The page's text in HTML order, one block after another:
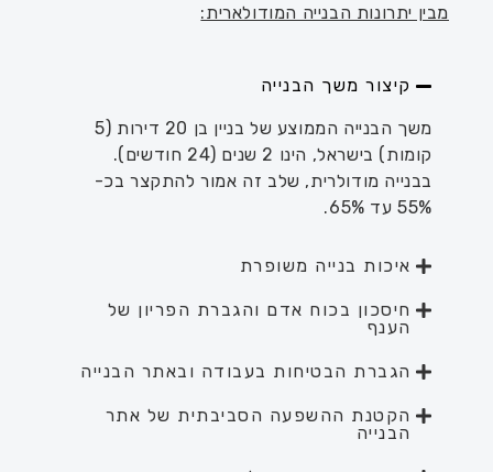
מבין יתרונות הבנייה המודולארית:
קיצור משך הבנייה
משך הבנייה הממוצע של בניין בן 20 דירות (5
קומות) בישראל, הינו 2 שנים (24 חודשים).
בבנייה מודולרית, שלב זה אמור להתקצר בכ-
55% עד 65%.
איכות בנייה משופרת
חיסכון בכוח אדם והגברת הפריון של
הענף
הגברת הבטיחות בעבודה ובאתר הבנייה
הקטנת ההשפעה הסביבתית של אתר
הבנייה